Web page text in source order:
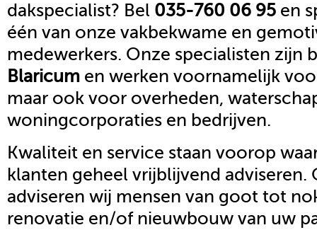
dakspecialist? Bel 035-760 06 95 en
één van onze vakbekwame en
medewerkers. Onze specialisten zijn
Blaricum en werken voornamelijk
maar ook voor overheden,
woningcorporaties en bedrijven.
Kwaliteit en service staan voorop
klanten geheel vrijblijvend adviseren.
adviseren wij mensen van goot tot
renovatie en/of nieuwbouw van uw